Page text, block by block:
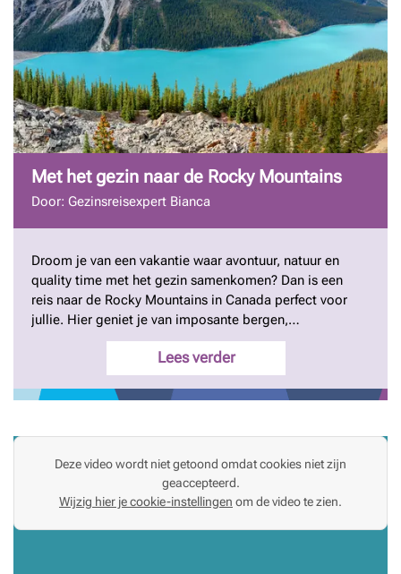
Met het gezin naar de Rocky Mountains
Door: Gezinsreisexpert Bianca
Droom je van een vakantie waar avontuur, natuur en
quality time met het gezin samenkomen? Dan is een
reis naar de Rocky Mountains in Canada perfect voor
jullie. Hier geniet je van imposante bergen,
uitgestrekte bossen, heldere meren en een overvloed
aan wilde dieren. Of je nu houdt van actieve
wandelingen, ontspannen boottochten of gezellige
picknicks in de natuur, de Rockies hebben alles voor
Bianca neemt je in deze blog mee naar alle
hoogtepunten van de Rocky Mountains in Canada.
Lees verder
Deze video wordt niet getoond omdat cookies niet zijn
geaccepteerd.
Wijzig hier je cookie-instellingen om de video te zien.